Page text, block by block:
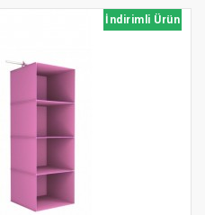
İndirimli Ürün